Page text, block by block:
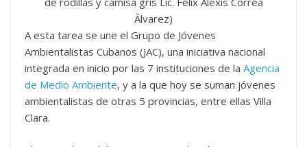
Ãlvarez)
A esta tarea se une el Grupo de Jóvenes
Ambientalistas Cubanos (JAC), una iniciativa nacional
integrada en inicio por las 7 instituciones de la Agencia
de Medio Ambiente, y a la que hoy se suman jóvenes
ambientalistas de otras 5 provincias, entre ellas Villa
Clara.